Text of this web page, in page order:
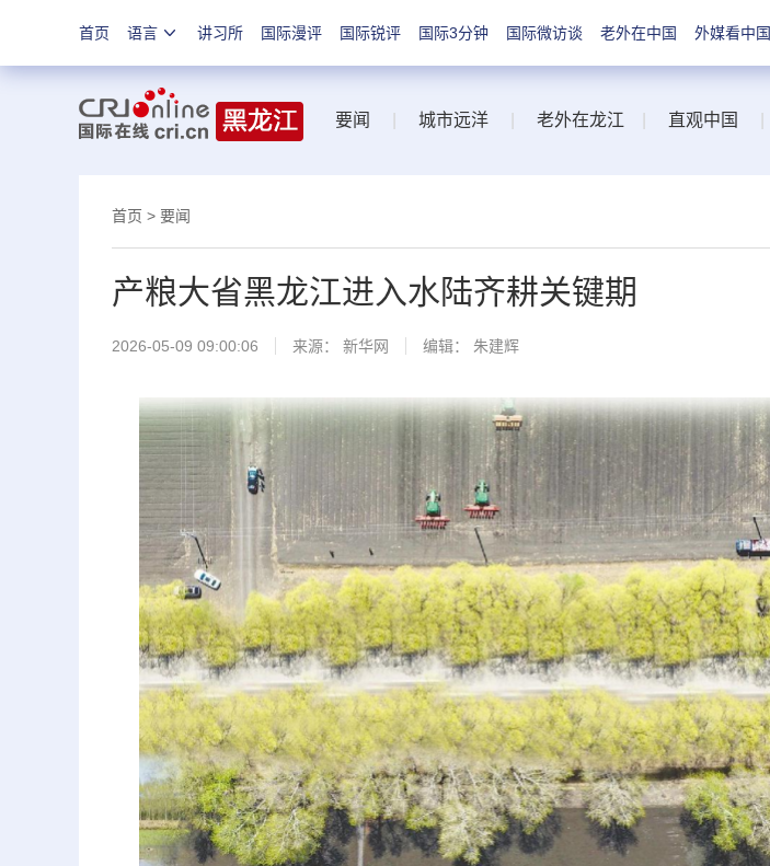
首页 语言 讲习所 国际漫评 国际锐评 国际3分钟 国际微访谈 老外在中国 外媒看中国
要闻 城市远洋 老外在龙江 直观中国
首页 > 要闻
产粮大省黑龙江进入水陆齐耕关键期
2026-05-09 09:00:06 来源： 新华网 编辑： 朱建辉